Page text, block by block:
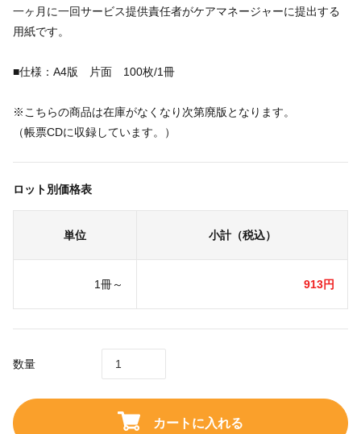
一ヶ月に一回サービス提供責任者がケアマネージャーに提出する
用紙です。
■仕様：A4版 片面 100枚/1冊
※こちらの商品は在庫がなくなり次第廃版となります。
（帳票CDに収録しています。）
ロット別価格表
単位 小計（税込）
1冊～ 913円
数量
カートに入れる